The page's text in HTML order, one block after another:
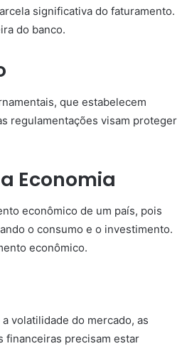
significativa do faturamento.
do banco.
que estabelecem
regulamentações visam proteger
Economia
econômico de um país, pois
o consumo e o investimento.
econômico.
volatilidade do mercado, as
financeiras precisam estar